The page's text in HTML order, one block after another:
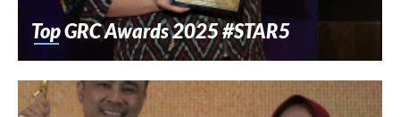
Top GRC Awards 2025 #STAR5